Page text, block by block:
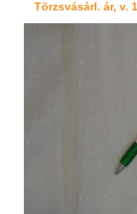
Törzsvásárl. ár, v.